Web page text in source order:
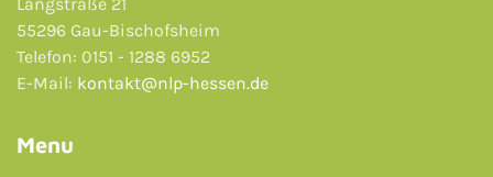
55296 Gau-Bischofsheim
Telefon: 0151 - 1288 6952
E-Mail: kontakt@nlp-hessen.de
Menu